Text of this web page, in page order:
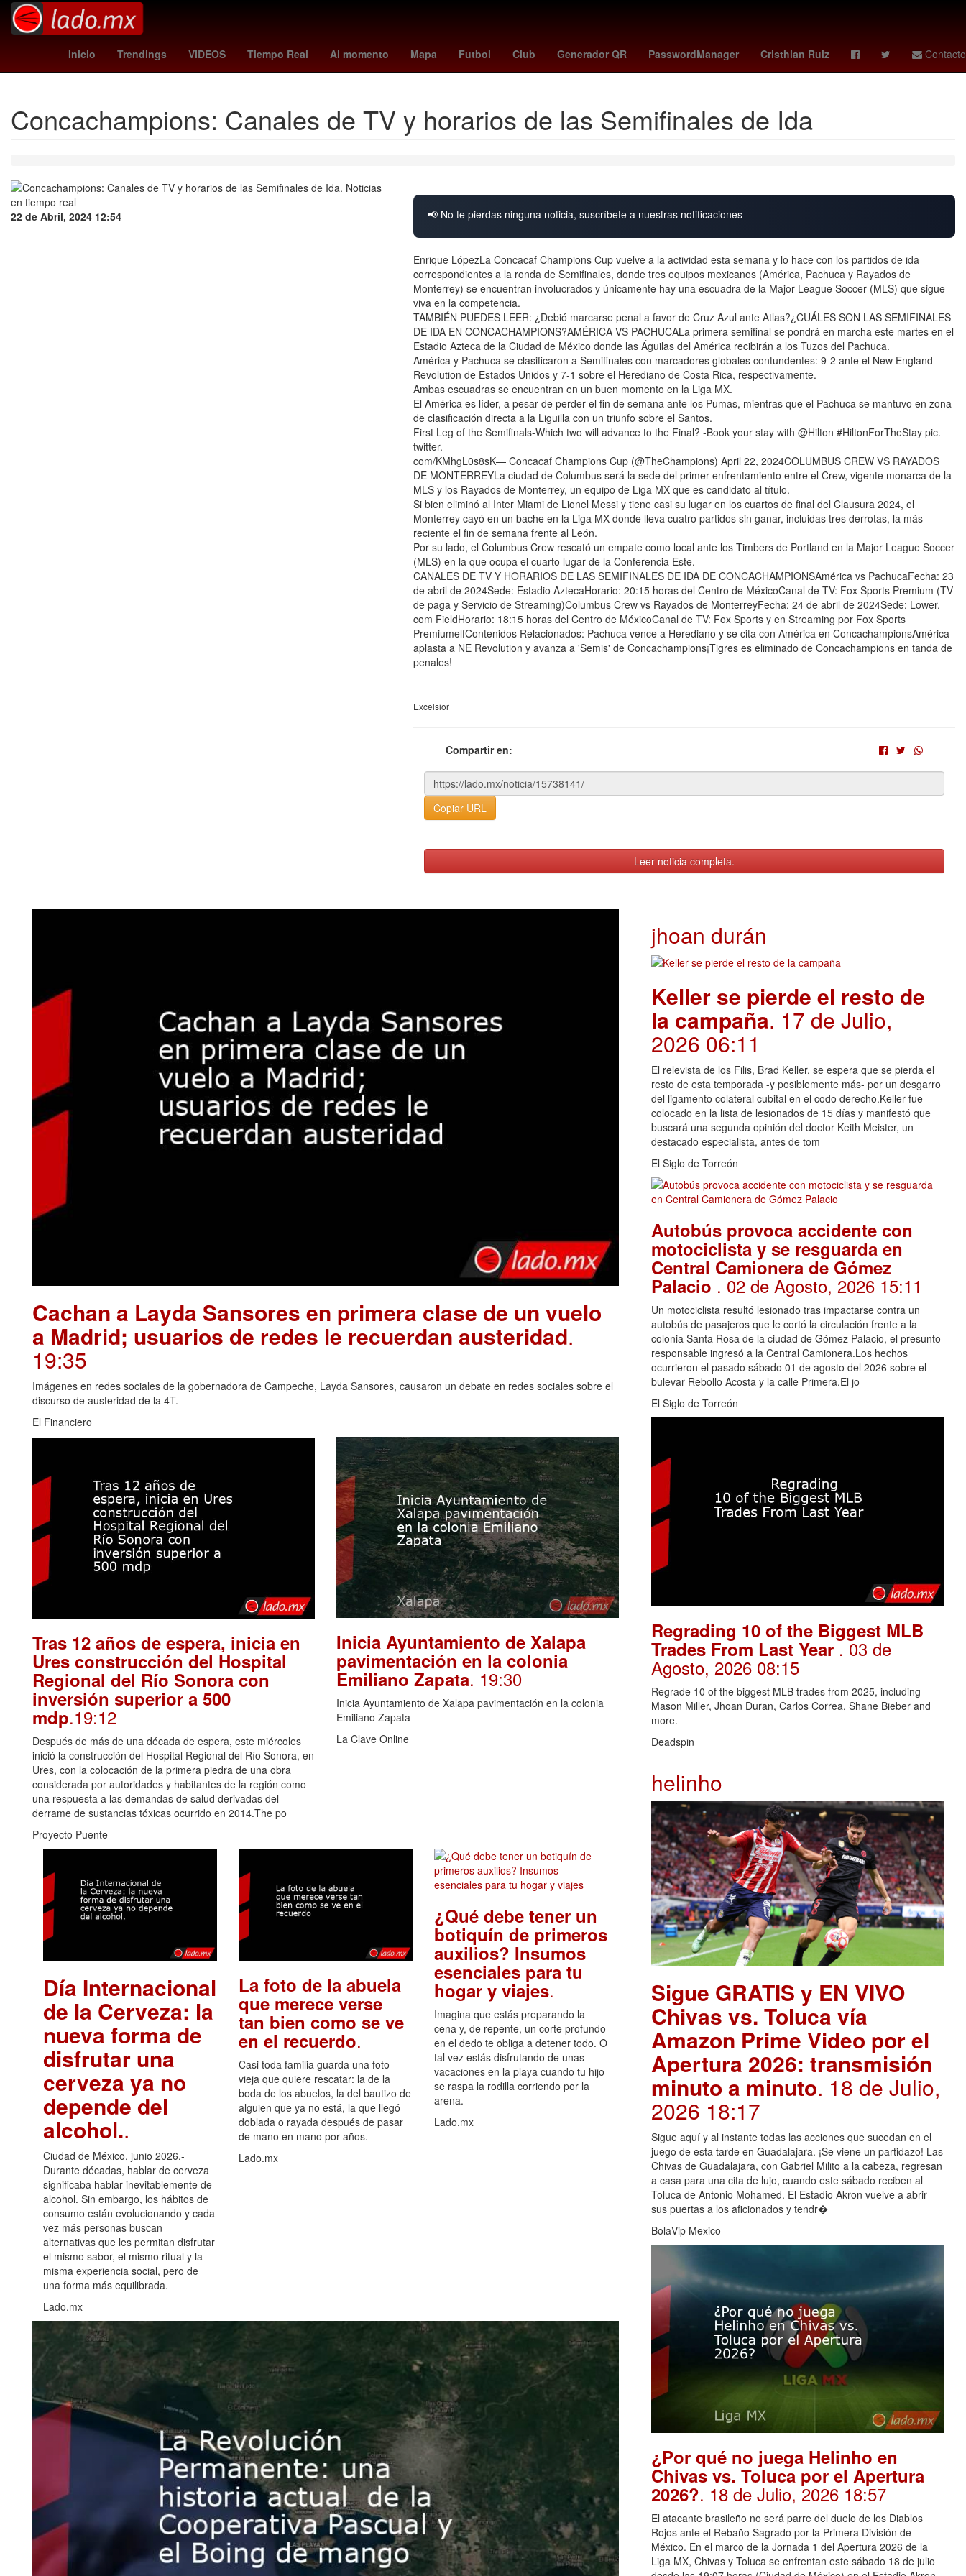
Inicio Trendings VIDEOS Tiempo Real Al momento Mapa Futbol Club Generador QR PasswordManager Cristhian Ruiz Contacto
27 de marzo Nueva York chuvas helinho siete reinos Danna Paola lafc - guadalajara Agave Inundación Puebla de Zaragoza
Concachampions: Canales de TV y horarios de las Semifinales de Ida
22 de Abril, 2024 12:54 📢 No te pierdas ninguna noticia, suscríbete a nuestras notificaciones
Enrique LópezLa Concacaf Champions Cup vuelve a la actividad esta semana y lo hace con los partidos de ida
correspondientes a la ronda de Semifinales, donde tres equipos mexicanos (América, Pachuca y Rayados de
Monterrey) se encuentran involucrados y únicamente hay una escuadra de la Major League Soccer (MLS) que sigue
viva en la competencia.
TAMBIÉN PUEDES LEER: ¿Debió marcarse penal a favor de Cruz Azul ante Atlas?¿CUÁLES SON LAS SEMIFINALES
DE IDA EN CONCACHAMPIONS?AMÉRICA VS PACHUCALa primera semifinal se pondrá en marcha este martes en el
Estadio Azteca de la Ciudad de México donde las Águilas del América recibirán a los Tuzos del Pachuca.
América y Pachuca se clasificaron a Semifinales con marcadores globales contundentes: 9-2 ante el New England
Revolution de Estados Unidos y 7-1 sobre el Herediano de Costa Rica, respectivamente.
Ambas escuadras se encuentran en un buen momento en la Liga MX.
El América es líder, a pesar de perder el fin de semana ante los Pumas, mientras que el Pachuca se mantuvo en zona
de clasificación directa a la Liguilla con un triunfo sobre el Santos.
First Leg of the Semifinals-Which two will advance to the Final? -Book your stay with @Hilton #HiltonForTheStay pic.
twitter.
com/KMhgL0s8sK— Concacaf Champions Cup (@TheChampions) April 22, 2024COLUMBUS CREW VS RAYADOS
DE MONTERREYLa ciudad de Columbus será la sede del primer enfrentamiento entre el Crew, vigente monarca de la
MLS y los Rayados de Monterrey, un equipo de Liga MX que es candidato al título.
Si bien eliminó al Inter Miami de Lionel Messi y tiene casi su lugar en los cuartos de final del Clausura 2024, el
Monterrey cayó en un bache en la Liga MX donde lleva cuatro partidos sin ganar, incluidas tres derrotas, la más
reciente el fin de semana frente al León.
Por su lado, el Columbus Crew rescató un empate como local ante los Timbers de Portland en la Major League Soccer
(MLS) en la que ocupa el cuarto lugar de la Conferencia Este.
CANALES DE TV Y HORARIOS DE LAS SEMIFINALES DE IDA DE CONCACHAMPIONSAmérica vs PachucaFecha: 23
de abril de 2024Sede: Estadio AztecaHorario: 20:15 horas del Centro de MéxicoCanal de TV: Fox Sports Premium (TV
de paga y Servicio de Streaming)Columbus Crew vs Rayados de MonterreyFecha: 24 de abril de 2024Sede: Lower.
com FieldHorario: 18:15 horas del Centro de MéxicoCanal de TV: Fox Sports y en Streaming por Fox Sports
PremiumelfContenidos Relacionados: Pachuca vence a Herediano y se cita con América en ConcachampionsAmérica
aplasta a NE Revolution y avanza a 'Semis' de Concachampions¡Tigres es eliminado de Concachampions en tanda de
penales!
Excelsior
Compartir en:
Copiar URL
Leer noticia completa.
Cachan a Layda Sansores en primera clase de un vuelo
a Madrid; usuarios de redes le recuerdan austeridad.
19:35
Imágenes en redes sociales de la gobernadora de Campeche, Layda Sansores, causaron un debate en redes sociales sobre el
discurso de austeridad de la 4T.
El Financiero
Tras 12 años de espera, inicia en
Ures construcción del Hospital
Regional del Río Sonora con
inversión superior a 500
mdp.19:12
Después de más de una década de espera, este miércoles
inició la construcción del Hospital Regional del Río Sonora, en
Ures, con la colocación de la primera piedra de una obra
considerada por autoridades y habitantes de la región como
una respuesta a las demandas de salud derivadas del
derrame de sustancias tóxicas ocurrido en 2014.The po
Proyecto Puente
Inicia Ayuntamiento de Xalapa
pavimentación en la colonia
Emiliano Zapata. 19:30
Inicia Ayuntamiento de Xalapa pavimentación en la colonia
Emiliano Zapata
La Clave Online
Día Internacional
de la Cerveza: la
nueva forma de
disfrutar una
cerveza ya no
depende del
alcohol..
Ciudad de México, junio 2026.-
Durante décadas, hablar de cerveza
significaba hablar inevitablemente de
alcohol. Sin embargo, los hábitos de
consumo están evolucionando y cada
vez más personas buscan
alternativas que les permitan disfrutar
el mismo sabor, el mismo ritual y la
misma experiencia social, pero de
una forma más equilibrada.
Lado.mx
La foto de la abuela
que merece verse
tan bien como se ve
en el recuerdo.
Casi toda familia guarda una foto
vieja que quiere rescatar: la de la
boda de los abuelos, la del bautizo de
alguien que ya no está, la que llegó
doblada o rayada después de pasar
de mano en mano por años.
Lado.mx
¿Qué debe tener un
botiquín de primeros
auxilios? Insumos
esenciales para tu
hogar y viajes.
Imagina que estás preparando la
cena y, de repente, un corte profundo
en el dedo te obliga a detener todo. O
tal vez estás disfrutando de unas
vacaciones en la playa cuando tu hijo
se raspa la rodilla corriendo por la
arena.
Lado.mx
jhoan durán
Keller se pierde el resto de
la campaña. 17 de Julio,
2026 06:11
El relevista de los Filis, Brad Keller, se espera que se pierda el
resto de esta temporada -y posiblemente más- por un desgarro
del ligamento colateral cubital en el codo derecho.Keller fue
colocado en la lista de lesionados de 15 días y manifestó que
buscará una segunda opinión del doctor Keith Meister, un
destacado especialista, antes de tom
El Siglo de Torreón
Autobús provoca accidente con
motociclista y se resguarda en
Central Camionera de Gómez
Palacio . 02 de Agosto, 2026 15:11
Un motociclista resultó lesionado tras impactarse contra un
autobús de pasajeros que le cortó la circulación frente a la
colonia Santa Rosa de la ciudad de Gómez Palacio, el presunto
responsable ingresó a la Central Camionera.Los hechos
ocurrieron el pasado sábado 01 de agosto del 2026 sobre el
bulevar Rebollo Acosta y la calle Primera.El jo
El Siglo de Torreón
Regrading 10 of the Biggest MLB
Trades From Last Year. 03 de
Agosto, 2026 08:15
Regrade 10 of the biggest MLB trades from 2025, including
Mason Miller, Jhoan Duran, Carlos Correa, Shane Bieber and
more.
Deadspin
helinho
Sigue GRATIS y EN VIVO
Chivas vs. Toluca vía
Amazon Prime Video por el
Apertura 2026: transmisión
minuto a minuto. 18 de Julio,
2026 18:17
Sigue aquí y al instante todas las acciones que sucedan en el
juego de esta tarde en Guadalajara. ¡Se viene un partidazo! Las
Chivas de Guadalajara, con Gabriel Milito a la cabeza, regresan
a casa para una cita de lujo, cuando este sábado reciben al
Toluca de Antonio Mohamed. El Estadio Akron vuelve a abrir
sus puertas a los aficionados y tendr�
BolaVip Mexico
¿Por qué no juega Helinho en
Chivas vs. Toluca por el Apertura
2026?. 18 de Julio, 2026 18:57
El atacante brasileño no será parre del duelo de los Diablos
Rojos ante el Rebaño Sagrado por la Primera División de
México. En el marco de la Jornada 1 del Apertura 2026 de la
Liga MX, Chivas y Toluca se enfrentan este sábado 18 de julio